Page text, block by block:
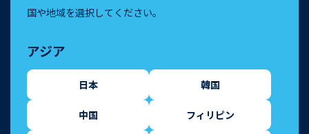
国や地域を選択してください。
アジア
日本 韓国
中国 フィリピン